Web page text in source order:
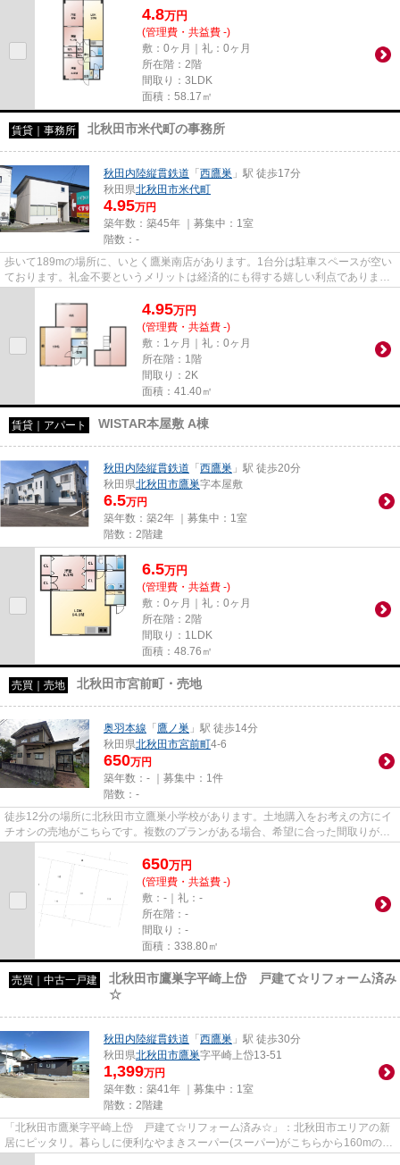
4.8万円
(管理費・共益費 -)
敷：0ヶ月｜礼：0ヶ月
所在階：2階
間取り：3LDK
面積：58.17㎡
賃貸｜事務所 北秋田市米代町の事務所
秋田内陸縦貫鉄道 「 西鷹巣 」駅 徒歩17分
秋田県北秋田市米代町
4.95万円
築年数：築45年 ｜募集中： 1室
階数：-
歩いて189mの場所に、いとく鷹巣南店があります。1台分は駐車スペースが空い
ております。礼金不要というメリットは経済的にも得する嬉しい利点でありま
4.95万円
(管理費・共益費 -)
敷：1ヶ月｜礼：0ヶ月
所在階：1階
間取り：2K
面積：41.40㎡
賃貸｜アパート WISTAR本屋敷 A棟
秋田内陸縦貫鉄道 「 西鷹巣 」駅 徒歩20分
秋田県北秋田市鷹巣字本屋敷
6.5万円
築年数：築2年 ｜募集中： 1室
階数：2階建
6.5万円
(管理費・共益費 -)
敷：0ヶ月｜礼：0ヶ月
所在階：2階
間取り：1LDK
面積：48.76㎡
売買｜売地 北秋田市宮前町・売地
奥羽本線 「 鷹ノ巣 」駅 徒歩14分
秋田県北秋田市宮前町4-6
650万円
築年数：- ｜募集中： 1件
階数：-
徒歩12分の場所に北秋田市立鷹巣小学校があります。土地購入をお考えの方にイ
チオシの売地がこちらです。複数のプランがある場合、希望に合った間取りが選
650万円
(管理費・共益費 -)
敷：-｜礼：-
所在階：-
間取り：-
面積：338.80㎡
売買｜中古一戸建
北秋田市鷹巣字平崎上岱 戸建て☆リフォーム済み
☆
秋田内陸縦貫鉄道 「 西鷹巣 」駅 徒歩30分
秋田県北秋田市鷹巣字平崎上岱13-51
1,399万円
築年数：築41年 ｜募集中： 1室
階数：2階建
「北秋田市鷹巣字平崎上岱 戸建て☆リフォーム済み☆」：北秋田市エリアの新
居にピッタリ。暮らしに便利なやまきスーパー(スーパー)がこちらから160mのと